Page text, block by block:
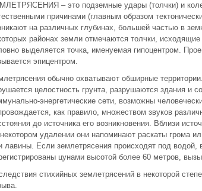
– это подземные удары (толчки) и
причинами (главным образом
на различных глубинах, большей частью в
районах земли отмечаются толчки,
выделяется точка, именуемая гипоцентром.
эпицентром.
обычно охватывают обширные
целостность грунта, разрушаются здания и
энергетические сети, возможны
как правило, множеством звуков
до источника его возникновения. Вблизи
удалении они напоминают раскаты грома
лавины. Если землетрясения происходят под
цунами высотой более 60 метров,
стихийных землетрясений в некоторой